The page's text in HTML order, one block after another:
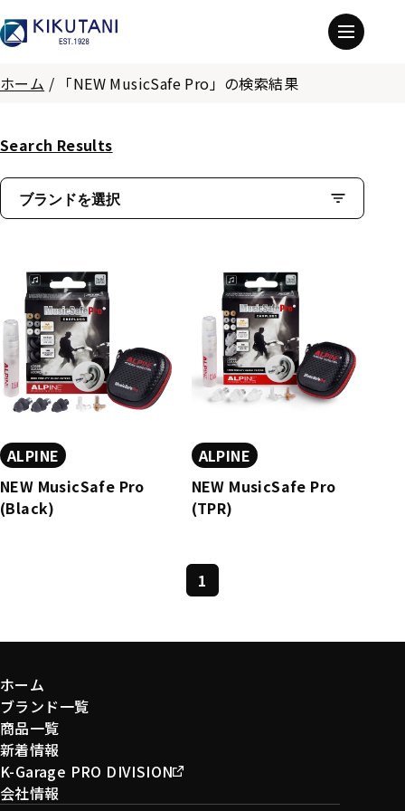
ホーム / 「NEW MusicSafe Pro」の検索結果
Search Results
ブランドを選択
ALPINE
NEW MusicSafe Pro
(Black)
ALPINE
NEW MusicSafe Pro
(TPR)
1
ホーム
ブランド一覧
商品一覧
新着情報
K-Garage PRO DIVISION
会社情報